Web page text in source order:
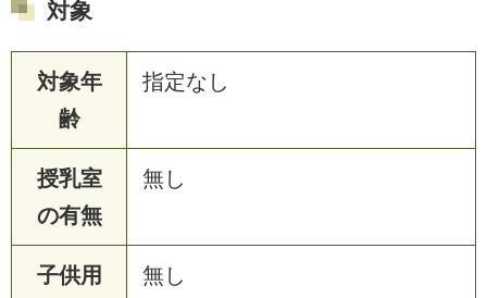
対象
対象年
齢
指定なし
授乳室
の有無
無し
子供用
無し